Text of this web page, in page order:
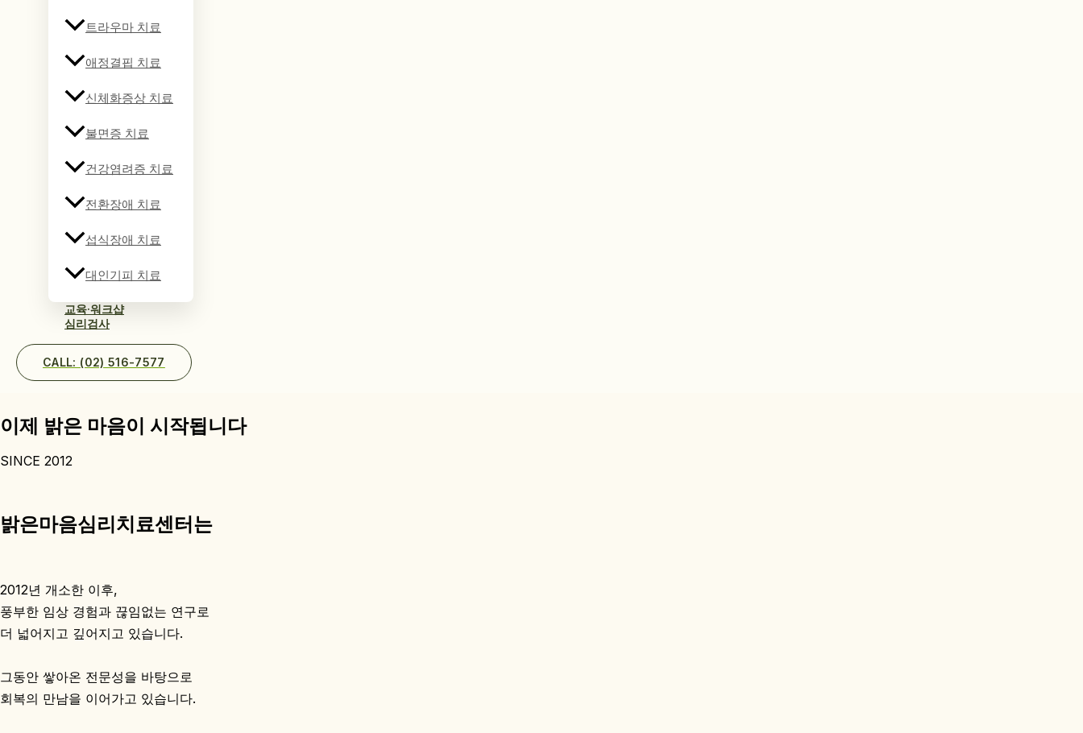
트라우마 치료
애정결핍 치료
신체화증상 치료
불면증 치료
건강염려증 치료
전환장애 치료
섭식장애 치료
대인기피 치료
교육·워크샵
심리검사
CALL: (02) 516-7577
이제 밝은 마음이 시작됩니다
SINCE 2012
밝은마음심리치료센터는
2012년 개소한 이후,
풍부한 임상 경험과 끊임없는 연구로
더 넓어지고 깊어지고 있습니다.
그동안 쌓아온 전문성을 바탕으로
회복의 만남을 이어가고 있습니다.